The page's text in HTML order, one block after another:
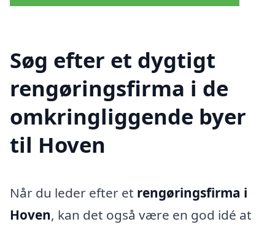
Søg efter et dygtigt
rengøringsfirma i de
omkringliggende byer
til Hoven
Når du leder efter et rengøringsfirma i
Hoven, kan det også være en god idé at